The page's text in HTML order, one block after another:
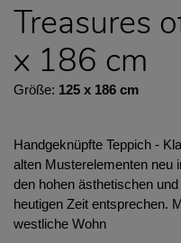
Treasures
x 186 cm
Größe: 125 x 186 cm
Handgeknüpfte Teppich -
alten Musterelementen neu
den hohen ästhetischen
heutigen Zeit entsprechen.
westliche Wohn